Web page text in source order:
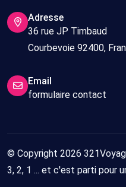
Adresse
36 rue JP Timbaud
Courbevoie 92400,
Email
formulaire contact
© Copyright 2026
3, 2, 1 ... et c'est parti pour